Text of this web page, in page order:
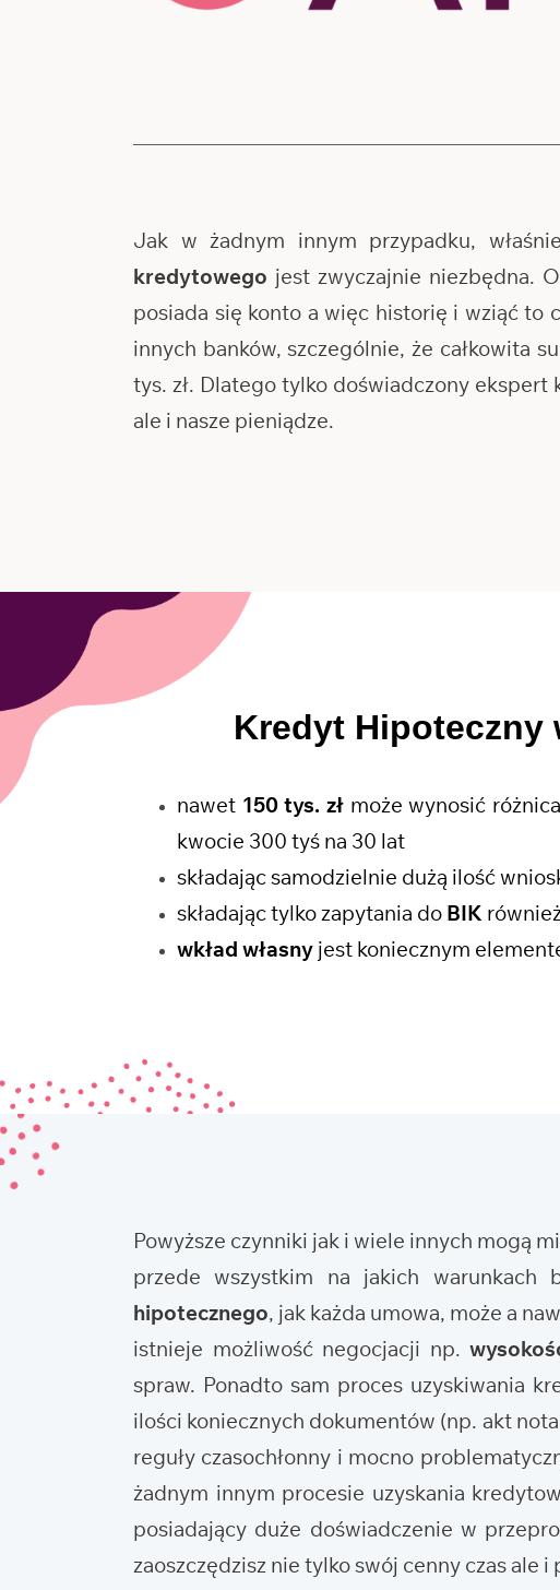
Jak w żadnym innym przypadku,
kredytowego jest zwyczajnie niezbędna.
posiada się konto a więc historię i wziąć to
innych banków, szczególnie, że całkowita
tys. zł. Dlatego tylko doświadczony
ale i nasze pieniądze.
Kredyt Hipoteczny
nawet 150 tys. zł może wynosić
kwocie 300 tyś na 30 lat
składając samodzielnie dużą ilość
składając tylko zapytania do BIK
wkład własny jest koniecznym
Powyższe czynniki jak i wiele innych mogą
przede wszystkim na jakich
hipotecznego, jak każda umowa, może a
istnieje możliwość negocjacji np.
spraw. Ponadto sam proces uzyskiwania
ilości koniecznych dokumentów (np. akt
reguły czasochłonny i mocno
żadnym innym procesie uzyskania
posiadający duże doświadczenie w
zaoszczędzisz nie tylko swój cenny czas ale i